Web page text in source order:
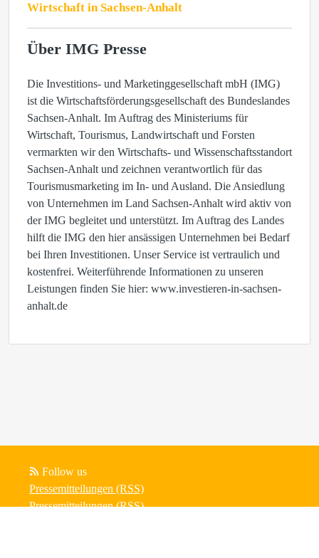
Wirtschaft in Sachsen-Anhalt
Über IMG Presse
Die Investitions- und Marketinggesellschaft mbH (IMG)
ist die Wirtschaftsförderungsgesellschaft des Bundeslandes
Sachsen-Anhalt. Im Auftrag des Ministeriums für
Wirtschaft, Tourismus, Landwirtschaft und Forsten
vermarkten wir den Wirtschafts- und Wissenschaftsstandort
Sachsen-Anhalt und zeichnen verantwortlich für das
Tourismusmarketing im In- und Ausland. Die Ansiedlung
von Unternehmen im Land Sachsen-Anhalt wird aktiv von
der IMG begleitet und unterstützt. Im Auftrag des Landes
hilft die IMG den hier ansässigen Unternehmen bei Bedarf
bei Ihren Investitionen. Unser Service ist vertraulich und
kostenfrei. Weiterführende Informationen zu unseren
Leistungen finden Sie hier: www.investieren-in-sachsen-
anhalt.de
Follow us
Pressemitteilungen (RSS)
Pressemitteilungen (RSS)